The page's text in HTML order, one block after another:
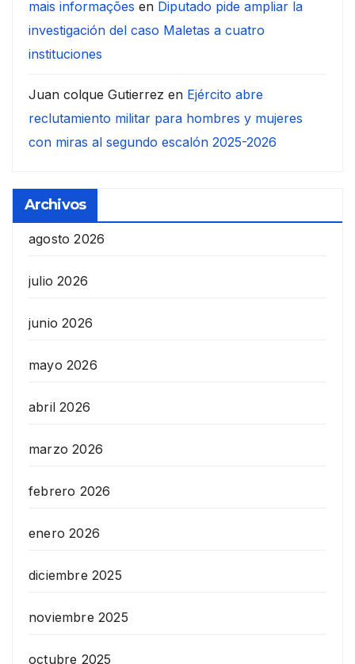
mais informações en Diputado pide ampliar la
investigación del caso Maletas a cuatro
instituciones
Juan colque Gutierrez en Ejército abre
reclutamiento militar para hombres y mujeres
con miras al segundo escalón 2025-2026
Archivos
agosto 2026
julio 2026
junio 2026
mayo 2026
abril 2026
marzo 2026
febrero 2026
enero 2026
diciembre 2025
noviembre 2025
octubre 2025